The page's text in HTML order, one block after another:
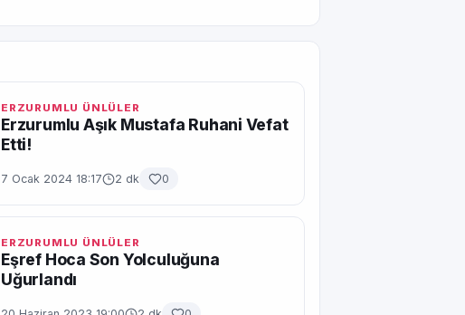
ERZURUMLU ÜNLÜLER
Erzurumlu Aşık Mustafa Ruhani Vefat
Etti!
7 Ocak 2024 18:17 2 dk 0
ERZURUMLU ÜNLÜLER
Eşref Hoca Son Yolculuğuna
Uğurlandı